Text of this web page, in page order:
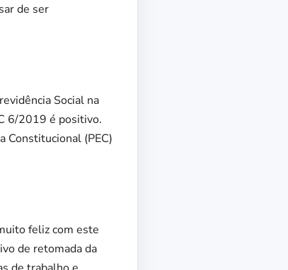
de ser
Social na
6/2019 é positivo.
Constitucional (PEC)
feliz com este
de retomada da